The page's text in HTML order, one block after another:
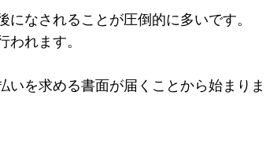
なされることが圧倒的に多いです。
れます。
を求める書面が届くことから始まりま